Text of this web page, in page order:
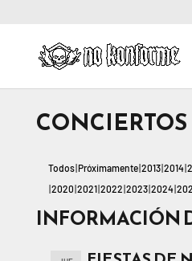
CONCIERTOS
Todos Próximamente 2013 2014
2020 2021 2022 2023 2024
INFORMACIÓN